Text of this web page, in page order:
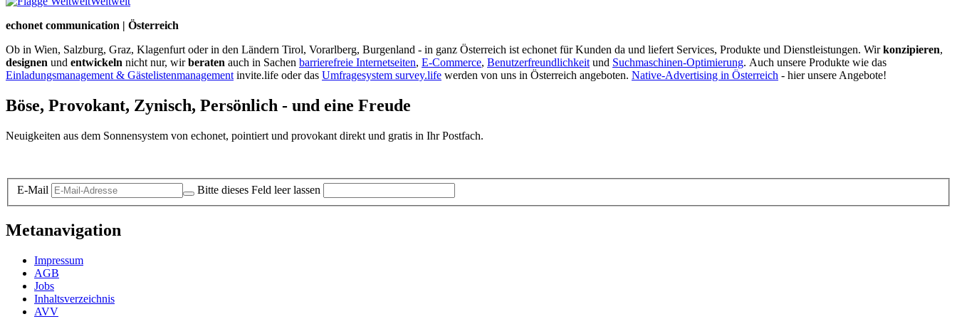
echonet communication | Österreich
Ob in Wien, Salzburg, Graz, Klagenfurt oder in den Ländern Tirol, Vorarlberg, Burgenland - in ganz Österreich ist echonet für Kunden da und liefert Services, Produkte und Dienstleistungen. Wirkonzipieren,
designen und entwickeln nicht nur, wirberaten auch in Sachen barrierefreie Internetseiten, E-Commerce, Benutzerfreundlichkeit und Suchmaschinen-Optimierung. Auch unsere Produkte wie das
Einladungsmanagement & Gästelistenmanagement invite.life oder das Umfragesystem survey.life werden von uns in Österreich angeboten. Native-Advertising in Österreich - hier unsere Angebote!
Böse, Provokant, Zynisch, Persönlich - und eine Freude
Neuigkeiten aus dem Sonnensystem von echonet, pointiert und provokant direkt und gratis in Ihr Postfach.
E-Mail Bitte dieses Feld leer lassen
Metanavigation
Impressum
AGB
Jobs
Inhaltsverzeichnis
AVV